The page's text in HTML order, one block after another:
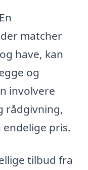
En
matcher
have, kan
og
involvere
rådgivning,
pris.
tilbud fra